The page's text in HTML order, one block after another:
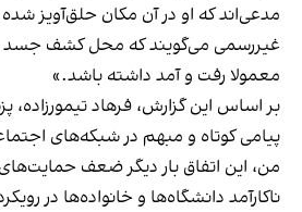
مدعی‌اند که او در آن مکان حلق‌آویز
غیررسمی می‌گویند که محل کشف جسد
معمولا رفت و آمد داشته باشد.»
بر اساس این گزارش، فرهاد تیمورزاده،
پیامی کوتاه و مبهم در شبکه‌های
من، این اتفاق بار دیگر ضعف
ناکارآمد دانشگاه‌ها و خانواده‌ها در